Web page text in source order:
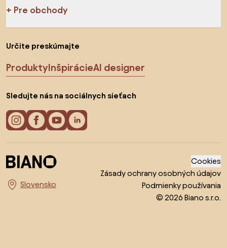
Pre obchody
Určite preskúmajte
ProduktyInšpirácieAI designer
Sledujte nás na sociálnych sieťach
Vyberte krajinu
Cookies
Zásady ochrany osobných údajov
Podmienky používania
© 2026 Biano s.r.o.